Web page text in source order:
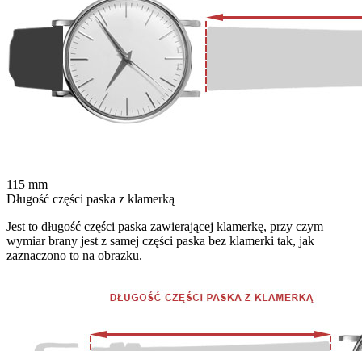
115 mm
Długość części paska z klamerką
Jest to długość części paska zawierającej klamerkę, przy czym
wymiar brany jest z samej części paska bez klamerki tak, jak
zaznaczono to na obrazku.